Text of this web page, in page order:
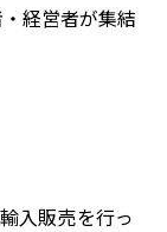
経営者が集結
入販売を行っ